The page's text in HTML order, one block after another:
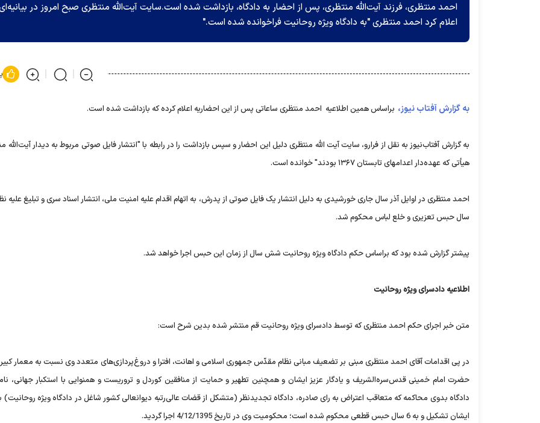
احمد منتظری، فرزند آیت‌الله منتظری، پس از احضار به دادگاه، بازداشت شده است.سایت آیت‌الله منتظری صبح امروز در
اعلام کرد احمد منتظری "به دادگاه ویژه روحانیت فراخوانده شده است."
به گزارش آفتاب نیوز، براساس همین اطلاعیه احمد منتظری ساعاتی پس از این احضاریه اعلام کرده که بازداشت شده است.
به گزارش آفتاب‌نیوز به نقل از فرارو، سایت آیت الله منتظری دلیل این احضار و سپس بازداشت را در رابطه با "انتشار فایل صوتی مربوط به دیدار آیت‌الله
هیأتی که عهده‌دار اعدامهای تابستان ۱۳۶٧ بودند" خوانده است.
سال حبس تعزیری و خلع لباس محکوم شد.
پیشتر گزارش شده بود که براساس حکم دادگاه ویژه روحانیت شش سال از زمان این حبس اجرا خواهد شد.
اطلاعیه دادسرای ویژه روحانیت
متن خبر اجرای حکم احمد منتظری که توسط دادسرای ویژه روحانیت قم منتشر شده بدین شرح است:
در پی اقدامات آقای احمد منتظری مبنی بر تضعیف مبانی نظام مقدّس جمهوری اسلامی و اهانت، افترا و دروغ‌پردازی‌های متعدد وی نسبت به معمار کبیر
حضرت امام خمینی قدس‌سره‌الشریف و یادگار عزیز ایشان و همچنین تطهیر و حمایت از منافقین کوردل و تروریست و همنوایی با استکبار جهانی،
دادگاه بدوی محاکمه که متعاقب اعتراض به رای صادره، دادگاه تجدیدنظر (متشکل از قضات عالی‌رتبه دیوانعالی کشور شاغل در دادگاه ویژه روحانیت)
ایشان تشکیل و به 6 سال حبس قطعی محکوم شده است؛ محکومیت وی در تاریخ 4/12/1395 اجرا گردید.